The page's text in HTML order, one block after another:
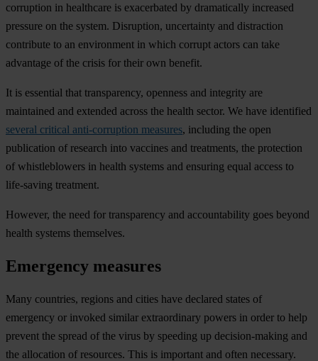
corruption in healthcare is exacerbated by dramatically increased
pressure on the system. Disruption, uncertainty and distraction
contribute to an environment in which corrupt actors can take
advantage of the crisis for their own benefit.
It is essential that transparency, openness and integrity are
maintained and extended across the health sector. We have identified
several critical anti-corruption measures, including the open
publication of research into vaccines and treatments, the protection
of whistleblowers in health systems and ensuring equal access to
life-saving treatment.
However, the need for transparency and accountability goes beyond
health systems themselves.
Emergency measures
Many countries, regions and cities have declared states of
emergency or invoked similar extraordinary powers in order to help
prevent the spread of the virus by speeding up decision-making and
the allocation of resources. This is important and often necessary.